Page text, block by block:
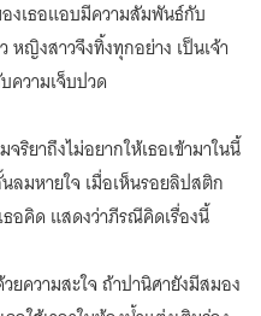
ก
องเธอแอบมีความสัมพันธ์กับ
หญิงสาวจึงทิ้งทุกอย่าง เป็นเจ้า
ความเจ็บปวด
ริยาถึงไม่อยากให้เธอเข้ามาในนี้
มหายใจ เมื่อเห็นรอยลิปสติก
อคิด แสดงว่าภีรณีคิดเรื่องนี้
ความสะใจ ถ้าปานิศายังมีสมอง